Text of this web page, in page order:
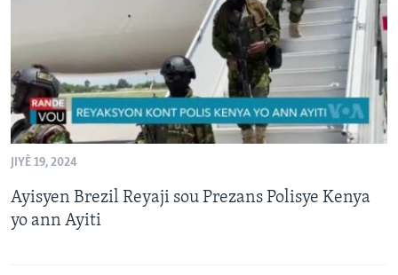
JIYÈ 19, 2024
Ayisyen Brezil Reyaji sou Prezans Polisye Kenya
yo ann Ayiti